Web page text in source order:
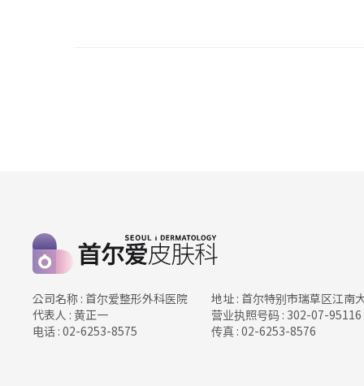
公司名称 : 首尔爱整形外科医院
代表人 : 黄正一
电话 : 02-6253-8575
地址 : 首尔特别市瑞草区江南
营业执照号码 : 302-07-95116
传真 : 02-6253-8576